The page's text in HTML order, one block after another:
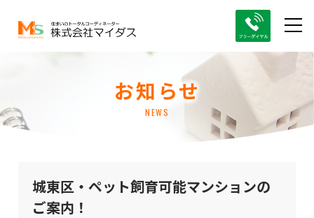
お知らせ
NEWS
城東区・ペット飼育可能マンションの
ご案内！